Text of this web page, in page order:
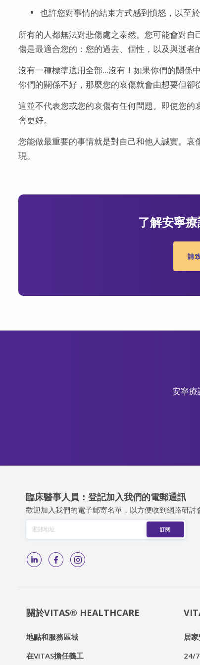
也許您對事情的結束方式感到憤怒，以至
所有的人都無法對悲傷處之泰然。您可能會對
傷是最適合您的：您的過去、個性，以及與逝者
沒有一種標準適用全部...沒有！如果你們的關係
你們的關係不好，那麼您的哀傷就會由想要但卻
這並不代表您或您的哀傷有任何問題。即使您
會更好。
您能做最重要的事情就是對自己和他人誠實。
現。
了解安寧
請
安寧
臨床醫事人員：登記加入我們的電郵通訊
歡迎加入我們的電子郵寄名單，以方便收到網路研討
關於VITAS® HEALTHCARE
地點和服務區域
在VITAS擔任義工
居
24/